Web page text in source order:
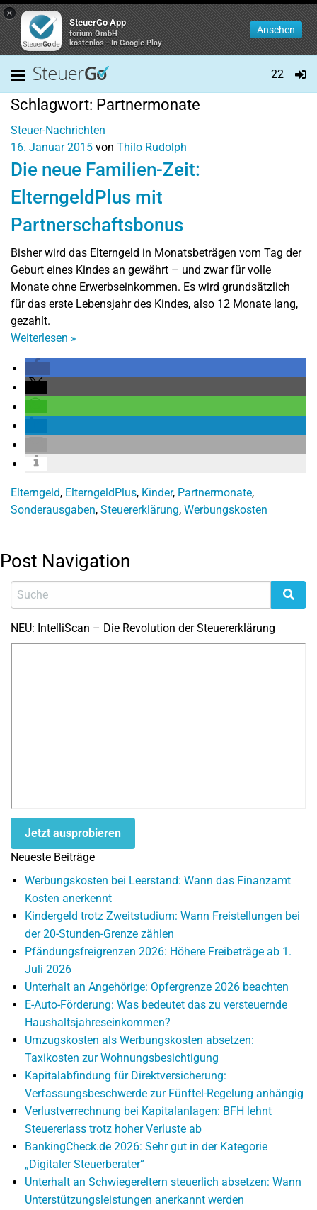
×
SteuerGo App
forium GmbH
kostenlos - In Google Play
Ansehen
22
Schlagwort: Partnermonate
Steuer-Nachrichten
16. Januar 2015 von Thilo Rudolph
Die neue Familien-Zeit:
ElterngeldPlus mit
Partnerschaftsbonus
Bisher wird das Elterngeld in Monatsbeträgen vom Tag der
Geburt eines Kindes an gewährt – und zwar für volle
Monate ohne Erwerbseinkommen. Es wird grundsätzlich
für das erste Lebensjahr des Kindes, also 12 Monate lang,
gezahlt.
Weiterlesen »
Elterngeld, ElterngeldPlus, Kinder, Partnermonate,
Sonderausgaben, Steuererklärung, Werbungskosten
Post Navigation
NEU: IntelliScan – Die Revolution der Steuererklärung
Jetzt ausprobieren
Neueste Beiträge
Werbungskosten bei Leerstand: Wann das Finanzamt
Kosten anerkennt
Kindergeld trotz Zweitstudium: Wann Freistellungen bei
der 20-Stunden-Grenze zählen
Pfändungsfreigrenzen 2026: Höhere Freibeträge ab 1.
Juli 2026
Unterhalt an Angehörige: Opfergrenze 2026 beachten
E-Auto-Förderung: Was bedeutet das zu versteuernde
Haushaltsjahreseinkommen?
Umzugskosten als Werbungskosten absetzen:
Taxikosten zur Wohnungsbesichtigung
Kapitalabfindung für Direktversicherung:
Verfassungsbeschwerde zur Fünftel-Regelung anhängig
Verlustverrechnung bei Kapitalanlagen: BFH lehnt
Steuererlass trotz hoher Verluste ab
BankingCheck.de 2026: Sehr gut in der Kategorie
„Digitaler Steuerberater“
Unterhalt an Schwiegereltern steuerlich absetzen: Wann
Unterstützungsleistungen anerkannt werden